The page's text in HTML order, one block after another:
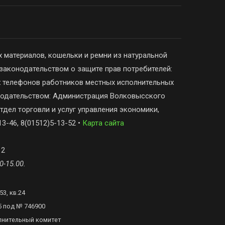
кошельки и ремни из натуральной
о защите прав потребителей:
работников местных исполнительных
Администрация Волковысского
торговли и услуг управления экономики,
46, 8(01512)5-13-52 • Карта сайта
15.00.
кв.24
под № 746900
комитет